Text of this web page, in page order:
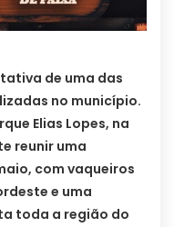
de uma das
no município.
Elias Lopes, na
reunir uma
com vaqueiros
e uma
toda a região do